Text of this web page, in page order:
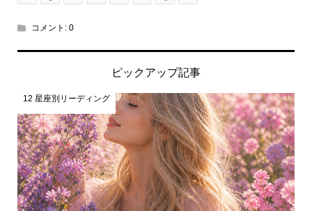
コメント: 0
ピックアップ記事
12 星座別リーディング